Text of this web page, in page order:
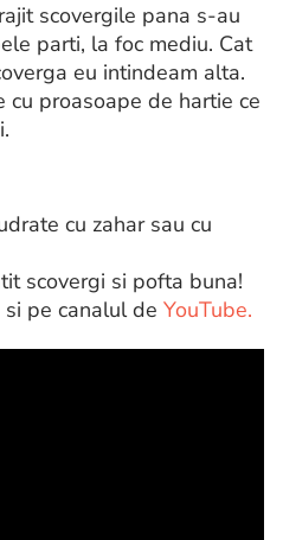
scovergile pana s-au
parti, la foc mediu. Cat
eu intindeam alta.
cu proasoape de hartie ce
cu zahar sau cu
scovergi si pofta buna!
pe canalul de YouTube.